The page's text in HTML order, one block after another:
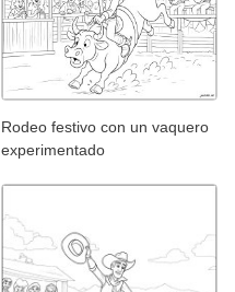
Rodeo festivo con un vaquero
experimentado